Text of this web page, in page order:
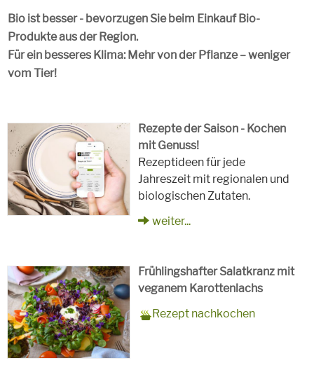
Bio ist besser - bevorzugen Sie beim Einkauf Bio-
Produkte aus der Region.
Für ein besseres Klima: Mehr von der Pflanze – weniger
vom Tier!
Rezepte der Saison - Kochen
mit Genuss!
Rezeptideen für jede
Jahreszeit mit regionalen und
biologischen Zutaten.
weiter...
Frühlingshafter Salatkranz mit
veganem Karottenlachs
für
Schlagworte
Beilagen, Hauptspeisen, Jause,
Rezept nachkochen